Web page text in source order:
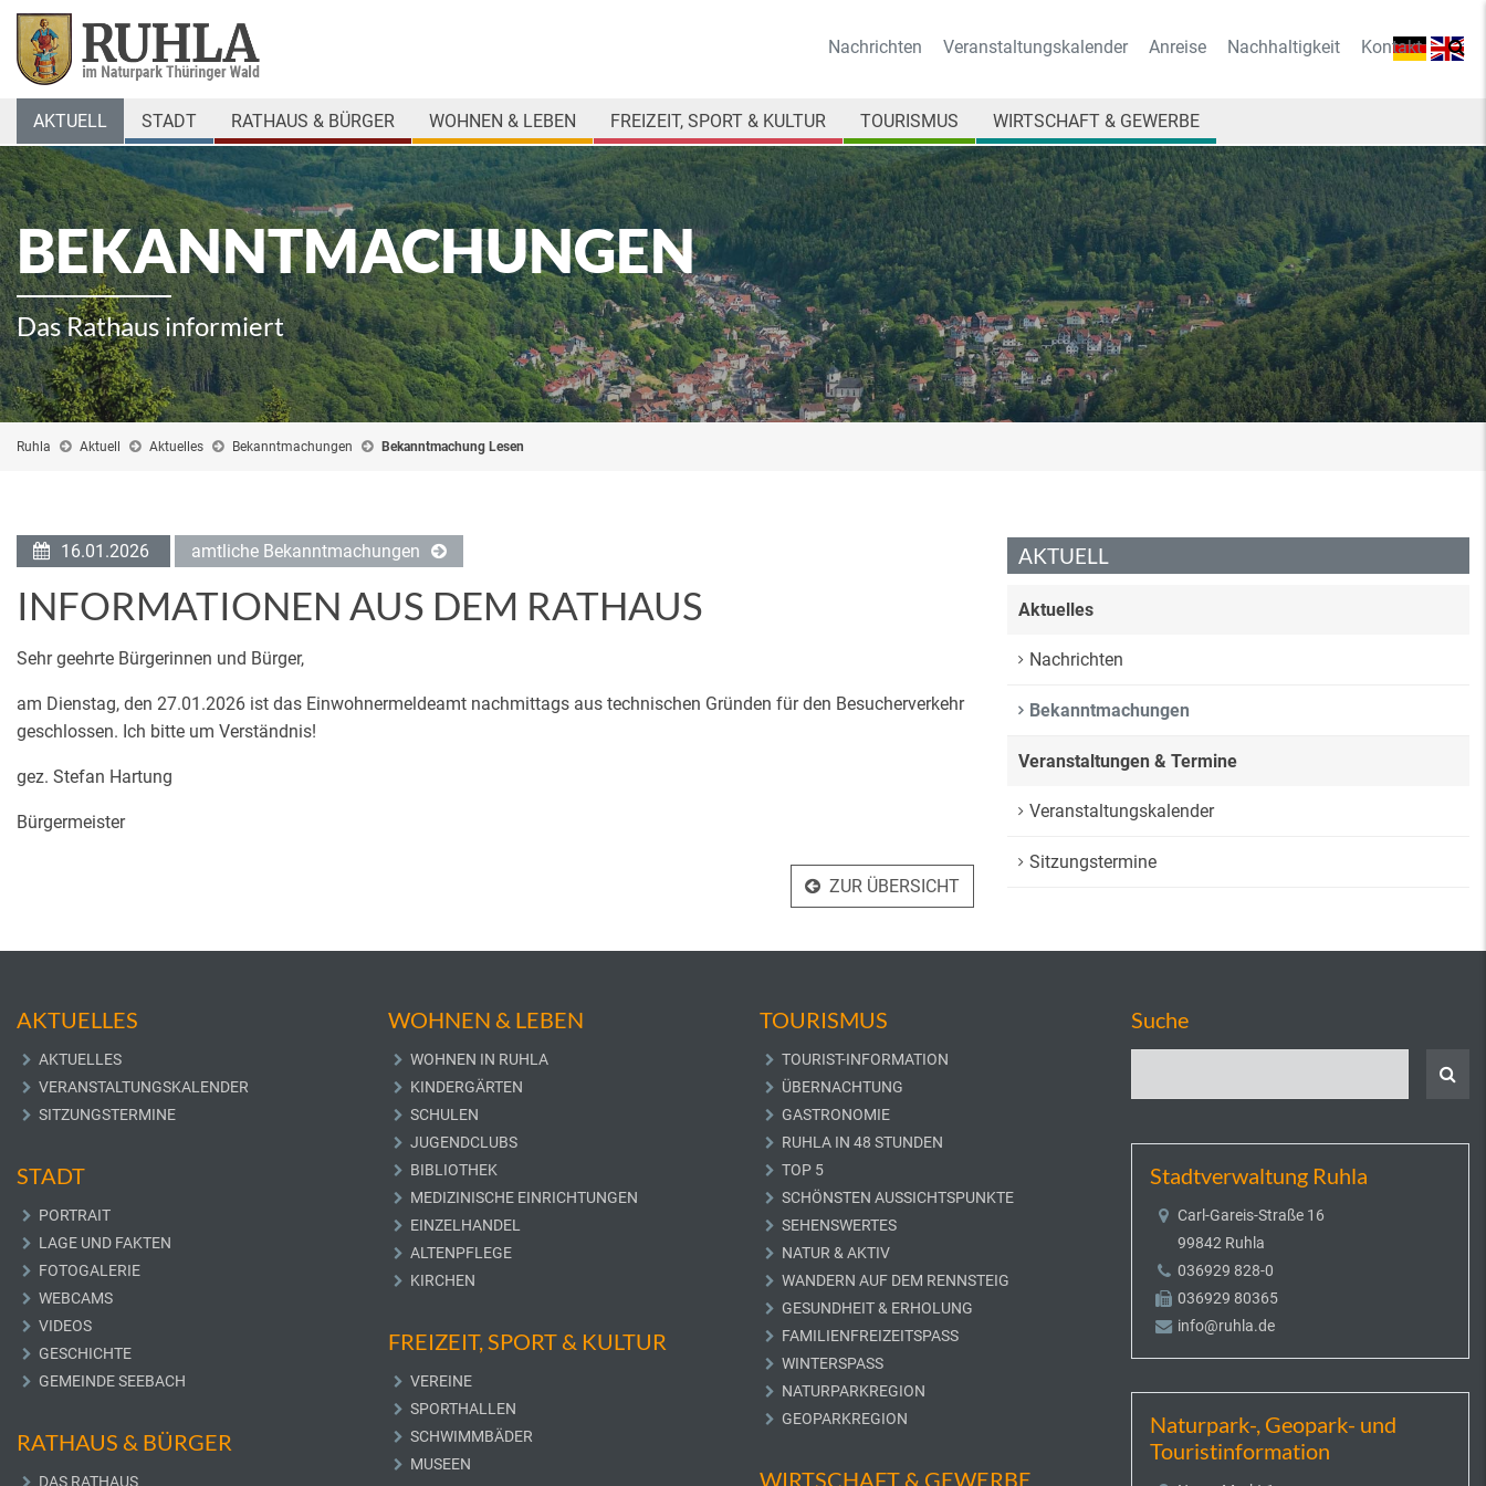
Nachrichten Veranstaltungskalender Anreise Nachhaltigkeit Kontakt
AKTUELL STADT RATHAUS & BÜRGER WOHNEN & LEBEN FREIZEIT, SPORT & KULTUR TOURISMUS WIRTSCHAFT & GEWERBE
BEKANNTMACHUNGEN
Das Rathaus informiert
Ruhla Aktuell Aktuelles Bekanntmachungen Bekanntmachung Lesen
16.01.2026 amtliche Bekanntmachungen
INFORMATIONEN AUS DEM RATHAUS
Sehr geehrte Bürgerinnen und Bürger,
am Dienstag, den 27.01.2026 ist das Einwohnermeldeamt nachmittags aus technischen Gründen für den Besucherverkehr
geschlossen. Ich bitte um Verständnis!
gez. Stefan Hartung
Bürgermeister
ZUR ÜBERSICHT
AKTUELL
Aktuelles
Nachrichten
Bekanntmachungen
Veranstaltungen & Termine
Veranstaltungskalender
Sitzungstermine
AKTUELLES
AKTUELLES
VERANSTALTUNGSKALENDER
SITZUNGSTERMINE
STADT
PORTRAIT
LAGE UND FAKTEN
FOTOGALERIE
WEBCAMS
VIDEOS
GESCHICHTE
GEMEINDE SEEBACH
RATHAUS & BÜRGER
DAS RATHAUS
WOHNEN & LEBEN
WOHNEN IN RUHLA
KINDERGÄRTEN
SCHULEN
JUGENDCLUBS
BIBLIOTHEK
MEDIZINISCHE EINRICHTUNGEN
EINZELHANDEL
ALTENPFLEGE
KIRCHEN
FREIZEIT, SPORT & KULTUR
VEREINE
SPORTHALLEN
SCHWIMMBÄDER
MUSEEN
TOURISMUS
TOURIST-INFORMATION
ÜBERNACHTUNG
GASTRONOMIE
RUHLA IN 48 STUNDEN
TOP 5
SCHÖNSTEN AUSSICHTSPUNKTE
SEHENSWERTES
NATUR & AKTIV
WANDERN AUF DEM RENNSTEIG
GESUNDHEIT & ERHOLUNG
FAMILIENFREIZEITSPASS
WINTERSPASS
NATURPARKREGION
GEOPARKREGION
WIRTSCHAFT & GEWERBE
Suche
Stadtverwaltung Ruhla
Carl-Gareis-Straße 16
99842 Ruhla
036929 828-0
036929 80365
info@ruhla.de
Naturpark-, Geopark- und
Touristinformation